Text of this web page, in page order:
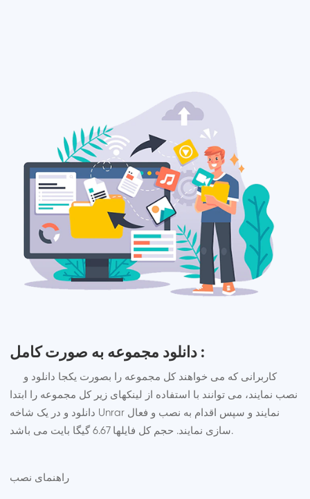
دانلود مجموعه به صورت کامل :
کاربرانی که می خواهند کل مجموعه را بصورت یکجا دانلود و
نصب نمایند، می توانند با استفاده از لینکهای زیر کل مجموعه را ابتدا
دانلود و در یک شاخه Unrar نمایند و سپس اقدام به نصب و فعال
سازی نمایند. حجم کل فایلها 6.67 گیگا بایت می باشد.
راهنمای نصب